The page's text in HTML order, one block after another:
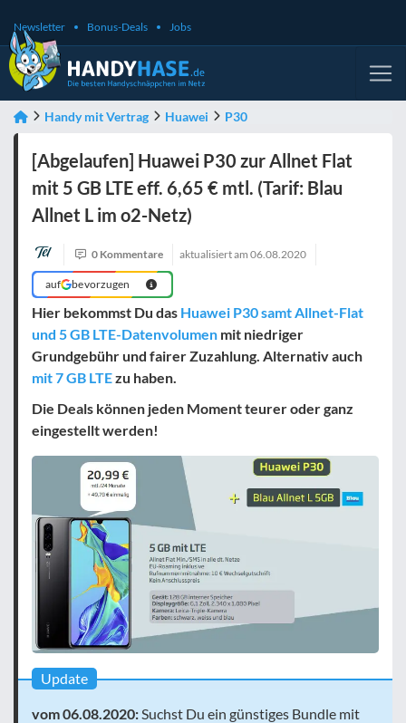
Newsletter Bonus-Deals Jobs
Handy mit Vertrag Huawei P30
[Abgelaufen] Huawei P30 zur Allnet Flat
mit 5 GB LTE eff. 6,65 € mtl. (Tarif: Blau
Allnet L im o2-Netz)
0 Kommentare aktualisiert am06.08.2020
auf bevorzugen
Hier bekommst Du das Huawei P30 samt Allnet-Flat
und 5 GB LTE-Datenvolumen mit niedriger
Grundgebühr und fairer Zuzahlung. Alternativ auch
mit 7 GB LTEzu haben.
Die Deals können jeden Moment teurer oder ganz
eingestellt werden!
Update
vom 06.08.2020: Suchst Du ein günstiges Bundle mit